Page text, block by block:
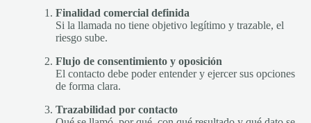
Finalidad comercial definida
Si la llamada no tiene objetivo legítimo y trazable, el
riesgo sube.
Flujo de consentimiento y oposición
El contacto debe poder entender y ejercer sus opciones
de forma clara.
Trazabilidad por contacto